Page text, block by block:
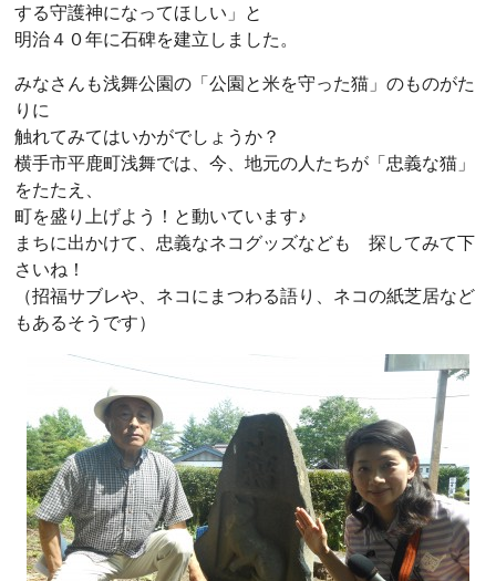
する守護神になってほしい」と
明治４０年に石碑を建立しました。
みなさんも浅舞公園の「公園と米を守った猫」のものがた
りに
触れてみてはいかがでしょうか？
横手市平鹿町浅舞では、今、地元の人たちが「忠義な猫」
をたたえ、
町を盛り上げよう！と動いています♪
まちに出かけて、忠義なネコグッズなども 探してみて下
さいね！
（招福サブレや、ネコにまつわる語り、ネコの紙芝居など
もあるそうです）